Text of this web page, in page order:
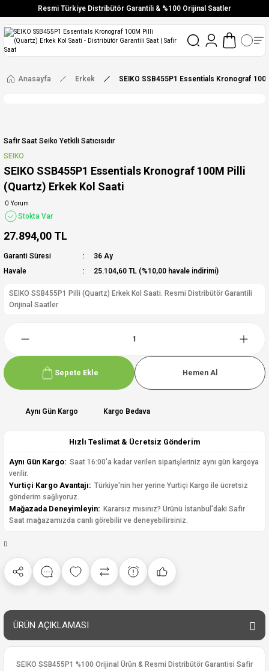
Resmi Türkiye Distribütör Garantili & %100 Orijinal Saatler
Vade Farksız 6 Taksit
Aynı Gün Stoktan Gönderim
Ücretsiz Kargo
Anasayfa Erkek SEIKO SSB455P1 Essentials Kronograf
Safir Saat Seiko Yetkili Satıcısıdır
SEIKO
SEIKO SSB455P1 Essentials Kronograf 100M Pilli
(Quartz) Erkek Kol Saati
0 Yorum
Stokta Var
27.894,00 TL
Garanti Süresi
36 Ay
Havale
25.104,60 TL (%10,00 havale indirimi)
SEIKO SSB455P1 Pilli (Quartz) Erkek Kol Saati. Resmi Distribütör Garantili
Orijinal Saatler
Sepete Ekle Hemen Al
Aynı Gün Kargo Kargo Bedava
Hızlı Teslimat & Ücretsiz Gönderim
Aynı Gün Kargo: Saat 16:00'a kadar verilen siparişleriniz aynı gün kargoya
verilir.
Yurtiçi Kargo Avantajı: Türkiye'nin her yerine Yurtiçi Kargo ile ücretsiz
gönderim sağlıyoruz.
Mağazada Deneyimleyin: Kararsız mısınız? Ürünü İstanbul'daki Safir
Saat mağazamızda canlı görebilir ve deneyebilirsiniz.
ÜRÜN AÇIKLAMASI
SEIKO SSB455P1 %100 Orijinal Ürün & Resmi Distribütör Garantisi Safir